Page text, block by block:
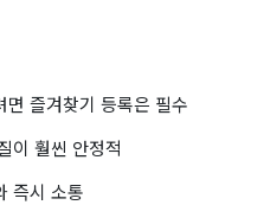
즐겨찾기 등록은 필수
이 훨씬 안정적
즉시 소통